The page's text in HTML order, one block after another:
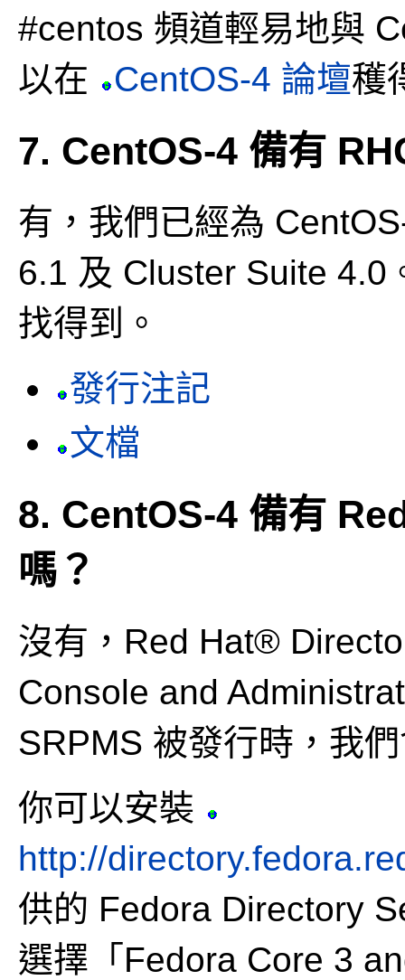
#centos 頻道輕易地與
以在
CentOS-4 論壇穫
7. CentOS-4 備有
有，我們已經為
6.1 及 Cluster Suite 4.0
找得到。
發行注記
文檔
8. CentOS-4 備有
嗎？
沒有，Red Hat®
Console and
SRPMS 被發行時，我
你可以安裝
http://
供的 Fedora Directory
選擇「Fedora Core 3